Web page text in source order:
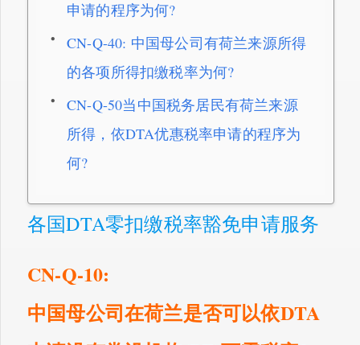
申请的程序为何?
CN-Q-40: 中国母公司有荷兰来源所得
的各项所得扣缴税率为何?
CN-Q-50当中国税务居民有荷兰来源
所得，依DTA优惠税率申请的程序为
何?
各国DTA零扣缴税率豁免申请服务
CN-Q-10:
中国母公司在荷兰是否可以依DTA